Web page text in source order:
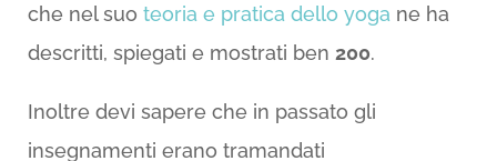
che nel suo teoria e pratica dello yoga ne ha
descritti, spiegati e mostrati ben 200.
Inoltre devi sapere che in passato gli
insegnamenti erano tramandati